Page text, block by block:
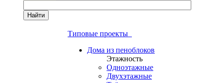
Найти
Типовые проекты
Дома из пеноблоков
Этажность
Одноэтажные
Двухэтажные